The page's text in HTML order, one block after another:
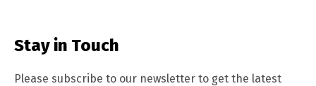
Stay in Touch
Please subscribe to our newsletter to get the latest